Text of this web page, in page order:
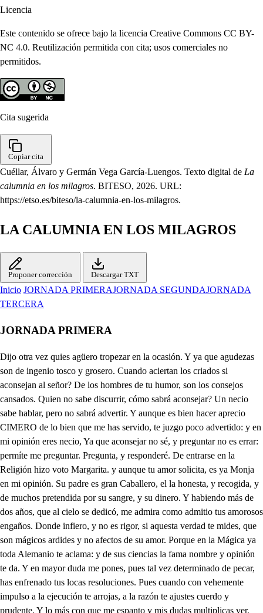
Licencia
Este contenido se ofrece bajo la licencia Creative Commons CC BY-
NC 4.0. Reutilización permitida con cita; usos comerciales no
permitidos.
Cita sugerida
Copiar cita
Cuéllar, Álvaro y Germán Vega García-Luengos. Texto digital de La
calumnia en los milagros. BITESO, 2026. URL:
https://etso.es/biteso/la-calumnia-en-los-milagros.
LA CALUMNIA EN LOS MILAGROS
Proponer corrección Descargar TXT
Inicio JORNADA PRIMERAJORNADA SEGUNDAJORNADA
TERCERA
JORNADA PRIMERA
Dijo otra vez quies agüero tropezar en la ocasión. Y ya que agudezas son de ingenio tosco y grosero. Cuando aciertan los criados si aconsejan al señor? De los hombres de tu humor, son los consejos cansados. Quien no sabe discurrir, cómo sabrá aconsejar? Un necio sabe hablar, pero no sabrá advertir. Y aunque es bien hacer aprecio CIMERO de lo bien que me has servido, te juzgo poco advertido: y en mi opinión eres necio, Ya que aconsejar no sé, y preguntar no es errar: permíte me preguntar. Pregunta, y responderé. De entrarse en la Religión hizo voto Margarita. y aunque tu amor solicita, es ya Monja en mi opinión. Su padre es gran Caballero, el la honesta, y recogida, y de muchos pretendida por su sangre, y su dinero. Y habiendo más de dos años, que al cielo se dedicó, me admira como admitio tus amorosos engaños. Donde infiero, y no es rigor, si aquesta verdad te mides, que son mágicos ardides y no afectos de su amor. Porque en la Mágica ya toda Alemanio te aclama: y de sus ciencias la fama nombre y opinión te da. Y en mayor duda me pones, pues tal vez determinado de pecar, has enfrenado tus locas resoluciones. Pues cuando con vehemente impulso a la ejecución te arrojas, a la razón te ajustes cuerdo y prudente. Y lo más con que me espanto y mis dudas multiplicas ver, que devoto, te aplicas de Jesús al nombre santo. Con qué haces no son locuras si me permites que hable contraposición notable a tus muchas travesuras. Quién neciamente pregunta, necia respuesta merece, mas por divertir el tiempo procuro satisfacerte. Con claro ingenio Platón nos exhorta, y nos advierte; quel fin del bien, es vivir con la verdad, y que puede El que la sigue, alcanzar, cuando sus pasiones vence, conocimiento de Dios; de cuya razón se infiere, que solo quien le ama, es sabio, discreto, y prudente: y que es bruto irracional quien no llega a conocerle. Muchos gozan lo que aman, sibien es razón contemples. la miseria del pecado, y la pasión del deleite. Pues apenas se ejecuta, cuando miserablemente se sujetan al castigo, o en los daños se divierten. Solo es bienaventurado, dice David, el que quiere ser Filósofo, y ser sabio, si amar a su Dios pretende. Si esto es así, y militamos santas y divinas leyes, que en el dichoso Baptismo se admiten, y se defienden. Porque ha de ser bruto el hombre y pecar balbaramente, si la natura y razón le mitiga, y le detiene? Estás satisfecho? . Digo, que otras dudas se me ofrecen no en lo que me has advertido. Pues de qué es la duda? . Ad- tú dices que amar a Dios (vierte y es justo que lo confiese, es la mayor ciencia. . Sí! Pues como así te resuelves de entrar esta noche en casa de Margarita, y previenes hierros, que impresos en cera quebrantan los aranceles de la buena uibanidad: sin esto, es bien que te acuerdes que alzaste un día figura a este suceso, y siempre le hallaste dificultoso a tu deseo. . No inquietes mi gusto, yo estoy queriendo a Margarita de suerte, que ni los contrarios Astros, ni los temores me vencen, dificultades me obligan, ni rigores me detienen. Un siglo la he conquistado: y puesto que se resuelve a ser mi esposa, he de entrar esta noche en su retrete. Llevas con eso en el pecho tu lamínica pendiente? Cansado estás, importuno. Esta es la casa; bien puedes entrar, porque yo entretanto que a este mismo puesto vuelves dormité como un Cacique, temblando como un hereje. Jesús sea conmigo. . Bueno, hipócrita me pareces; entras a pecar, y invocas al mismo señor qué ofendes? La llave a la puerta aplico. Yo dormire hasta las trece, en ventura si me quitan la capa algunos pobretes. Turbada llega la mano a la ejecución valiente: flaqueza no, aliento ha sido; divino Jesus valedme. ir, Qué ilusión es la que he visto! que divino rayo es este, que hasta el corazón penetra la flama con que se enciende? Quién se arroja en los peligros que muera en ellos merece: ofendido tengo al cielo, mayor mal el alma teme. Retirarme es sabio acuerdo, ya que la entrada defiende deidad, que globos fulmina antes que al mundo naciese. Guillermo? . Señor, abriste? Pues seguramente puedes, (de. entrar. . Vamos, ques muy tar Déjame pues, no me inquie tes. Adiós Margarita hermosa. Y no me culpes, si vieres pagar tu amor con olvido, tus firmezas con desdenes. qué siempre he de perder? qué insausta estrella me sigue, y atropella; y en todas ocasiones parece que sujeta mis acciones; Ah, mal haya el primero infame autor de aque ste vicio fiero. Mil escudos perdy, yes de manera que hasta el alma perdiera, si en suerte tan avara hubiera un hombre allí que la jugara: aunque la considero tan rematada, como mi dinero; dilataré en pedazos por el viento; el villano instrumento, anotación de agravios, descrédito de nobles, y de sabios, Pero ques lo que advierto! (tan muerto durmiendo está aquí un hombre, o es como a estas horas se ha que dado a de Lupercio la puerta? bierta Entra Enrique, ya tardas: dime mi bien, que esperas, o que aguar- Entra, y en dulces lazos das? hará cadena amor denios brazos. Paetonseré de aque ste carro de oro ni agravios temo, ni pasiones llo- 1o. Jacobseré fingido, con piel de engaño, y de traición ves en buena ocasión llego, tido: esta ventura sola me dio el juego. ros Bueno está por mi vida, Caballe envainen los aceros, ques propio de cuitados mostrarse con pobretes, alentados; la capa, verdad trato, to. le sirvió de gualdrapa a Maurega Toda la casa alborotada he visto; cómo el pesar resisto! Mi suerte ha sido corta; (porta. buena ocasión perdy, pero no im Inesme está aguardando, parece que a la puerta van llegando. Qué voces? qué alboroto? qué ruido es este? Estoy perdido. Válgame Dios! la puerta por conde Enrique entró, se que dó abier ta. Quién está aquí? quién eres? Guillermo soy, señora, no te alteres Tu amo dónd está? . que dlo que pasa? Por el preguntas? pues no entro en y yo quedé dormido su casa, De mipadre Guillermo fue setido al instante say yo casi muerta, echando el golpe a la segunda puer con varonil aliento, ta, el valor iguale al atrevimiento, con que así mis temores huyeron de mi padre los rigores. Qué pretendes con eso? Enrique fue la causa de este exceso. Y puesto que lo ha sido, y ha de ser, como sabes, mi marido irme a su casa quiero, ques amante discreto, y Caballero, Mi padre, si resuelto y enojado, mas cuerdo y reportado, dejará lo violento, enviendo de los dos el casamiento, que respondes? . que vamos, (mos. que es el peligro mucho, si aguarda Las dos son, y no ha venido, Roberto, si le detiene, otro amor, lo que previene un engaño consentido. Hoy hace justos dos años que a las esperanzas mías, después de largas porfías dio amor principio a mis da- Mucho en efecto se tarda(ños. con mil pensamientos lucho, mas siempre se tarda mucho, si tiene amor quien aguarda. Que como es el amor fuego y viva aceleración, le inquieta la dilación, y crece el desasosiego. Y saco de su rigor, experimentando el daño, que cada instante es un año en los imperios de amor. Enrique mi hermano está con Margárita, y es cierto que si se tarda Roberto, esta ocasión perderá. Con católicos discursos, varias imaginaciones, ya con logrados deseos, ya con miedos y temores. Sin dar materia al acuerdo, ni estabilidad, conforme aquestos nuevos cuidados, ni a mis determinaciones. Al modo que fluctuando se ve la barquilla pobre, opuesta a las fuertes olas de los cristales veloces. Que tal vez garza del mar llega a los celestes orbes: y tal, Cometa del viento montañas de vidro rompe. Así yo, sin discurrir de otro espíritu llevado, he andado toda la noche. Sin que la razón Piloto de borrascas interiores pudiese llegar al puerto de sabias resoluciones. Voto hizo Margarita de ser Monía, y cuando rompe la fe que propuso al cielo, no permite que se logre su amor, Domingo lo inpide sin duda, que de su Orden prometió tomar el velo? En la calle he visto un hombre si es Roberte hablarle quiero Parece que en los balcones ay gente, será mi hermana. Todo amor es confusiones: un hombre llega al balcón. (nes Sois vos mi bien? . que traicio son estás? ah ingratahermana bien a tu honor correspondes. Sois Roberto? . llegar quien Tus locas resoluciones, (ro. darán materia al castigo, y ocasión a mis rigores. Y con tu muerte a mi honor, honrosas satisfacciones: fingiré que soy Roberto, puesto que no me conoce. Cómo habéis tardado tanto? mal pagáis obligaciones. Yo confieso Ines hermosa, la deuda en que amor me pone: Llagaré a reconocerle, que mis celosas pasiones Griego caballo se fingen, Troyanas murallas rompen. la atención del alma innoble, . Yo voy a abrirte la puerta. Aquí no sirven las voces, que en pleito de honor es bien remitirlo a otras acciones. Guillermo que te parece? llegaré más, no te acortes, Enrique soy, ya que has visto esta acción tan fea y torpo, (da Mi hermana a Roberto aguar que aunque es, como sabes noble, a su mucha calidad sus delitos antepone. Pero, si costante, y firme por dueño a Roberto escoge: fuego seré, que la tierra para incendio, suyo aborte. Seré Rayó que la abrase ciego, furor, que la asombre; centella que la desaga, lazo cruel, que la ahogue. Muralla, seré a sus ruegos, a sus quejas seré monte, roca incontrastable y firme, serpiente que la congoje. Si luego no determina, si al instante no propone si no se resuelve al punto, si al momento no dispone, retirarse en un Convento. Entra mi bie, entra amores. Entrare a darte la muerte. Qué notables confusiones? Determinado va Enrique; yo quiero entrar, porque estor- sus locos atrevimientos, ve y villanas sinrazones. Abierta dejó la puerta, a mi intento corresponde, que a no la dejar mis brazos puertas y murallas rompen: Enria desatada soy en mis determinaciones, todo soy temeridades, todo soy admiraciones. El rayo soy de Suenia escándalo de los orbes, conspiración de crueldades, y el portento de los hombres. Enrique, hermano, señor. No te turbes, oye, espera, y el castigo considera, mientras enfreno el rigor, ques la venganza mayor. Si me has visto reportado en delito averiguado, dará pausas el tormento, porque exceda a lo violento el castigo dilatado